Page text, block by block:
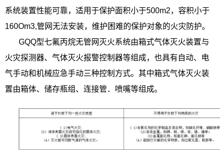
系统装置性能可靠，适用于保护面积小于500m2，容积小于
160Om3,管网无法安装，维护困难的保护对象的火灾防护。
GQQ型七氟丙烷无管网灭火系统由箱式气体灭火装置与
火灾探测器、气体灭火报警控制器等组成，也具有自动、电
气手动和机械应急手动三种控制方式。其中箱式气体灭火装
置由箱体、储存瓶组、连接管．喷嘴等组成。